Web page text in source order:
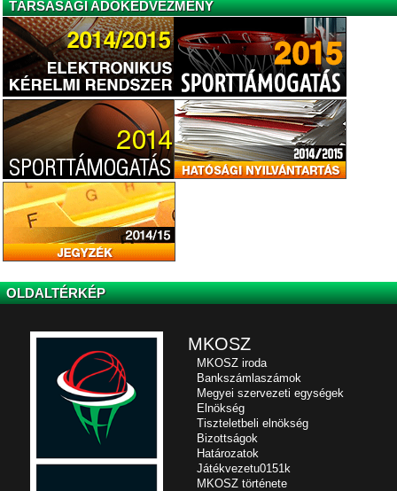
TÁRSASÁGI ADÓKEDVEZMÉNY
OLDALTÉRKÉP
MKOSZ
MKOSZ iroda
Bankszámlaszámok
Megyei szervezeti egységek
Elnökség
Tiszteletbeli elnökség
Bizottságok
Határozatok
Játékvezetu0151k
MKOSZ története